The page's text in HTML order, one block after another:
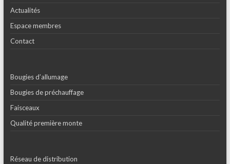
Actualités
Espace membres
Contact
Bougies d’allumage
Bougies de préchauffage
Faisceaux
Qualité première monte
Réseau de distribution